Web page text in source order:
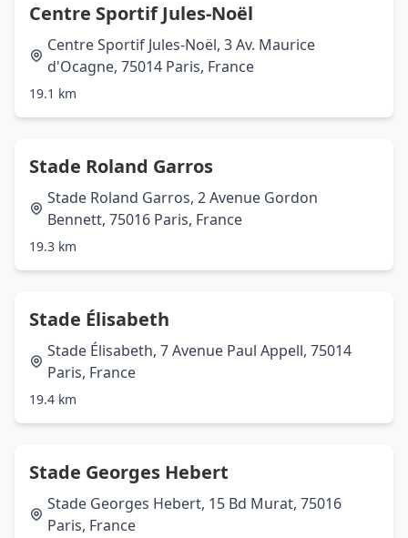
Centre Sportif Jules-Noël
Centre Sportif Jules-Noël, 3 Av. Maurice
d'Ocagne, 75014 Paris, France
19.1 km
Stade Roland Garros
Stade Roland Garros, 2 Avenue Gordon
Bennett, 75016 Paris, France
19.3 km
Stade Élisabeth
Stade Élisabeth, 7 Avenue Paul Appell, 75014
Paris, France
19.4 km
Stade Georges Hebert
Stade Georges Hebert, 15 Bd Murat, 75016
Paris, France